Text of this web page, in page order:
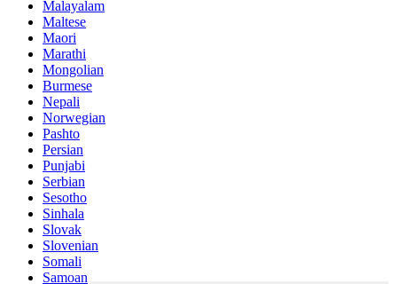
Malayalam
Maltese
Maori
Marathi
Mongolian
Burmese
Nepali
Norwegian
Pashto
Persian
Punjabi
Serbian
Sesotho
Sinhala
Slovak
Slovenian
Somali
Samoan